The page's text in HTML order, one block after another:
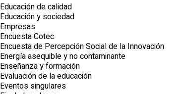
Educación de calidad
Educación y sociedad
Empresas
Encuesta Cotec
Encuesta de Percepción Social de la Innovación
Energía asequible y no contaminante
Enseñanza y formación
Evaluación de la educación
Eventos singulares